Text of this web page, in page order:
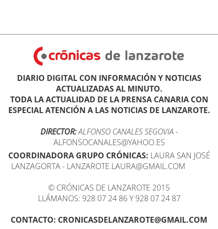
DIARIO DIGITAL CON INFORMACIÓN Y NOTICIAS
ACTUALIZADAS AL MINUTO.
TODA LA ACTUALIDAD DE LA PRENSA CANARIA CON
ESPECIAL ATENCIÓN A LAS NOTICIAS DE LANZAROTE.
DIRECTOR:ALFONSO CANALES SEGOVIA -
ALFONSOCANALES@YAHOO.ES
COORDINADORA GRUPO CRÓNICAS: LAURA SAN JOSÉ
LANZAGORTA - LANZAROTE.LAURA@GMAIL.COM
© CRÓNICAS DE LANZAROTE 2015
LLÁMANOS: 928 07 24 86 Y 928 07 24 87
CONTACTO: CRONICASDELANZAROTE@GMAIL.COM